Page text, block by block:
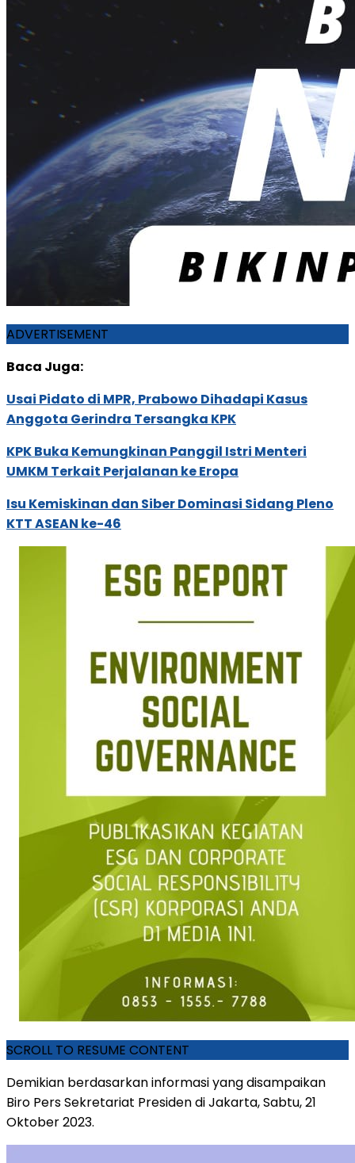
ADVERTISEMENT
Baca Juga:
Usai Pidato di MPR, Prabowo Dihadapi Kasus
Anggota Gerindra Tersangka KPK
KPK Buka Kemungkinan Panggil Istri Menteri
UMKM Terkait Perjalanan ke Eropa
Isu Kemiskinan dan Siber Dominasi Sidang Pleno
KTT ASEAN ke-46
SCROLL TO RESUME CONTENT
Demikian berdasarkan informasi yang disampaikan
Biro Pers Sekretariat Presiden di Jakarta, Sabtu, 21
Oktober 2023.